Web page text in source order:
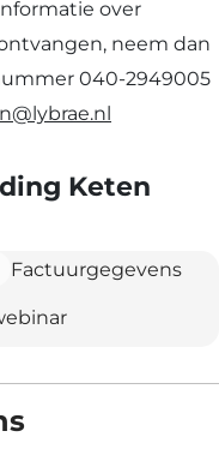
over
neem dan
040-2949005
Keten
Factuurgegevens